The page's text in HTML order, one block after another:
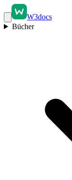
W3docs
Bücher